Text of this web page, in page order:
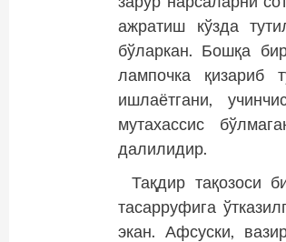
ажратиш кўзда
бўларкан. Бошқа
лампочка қизариб
ишлаётгани,
мутахассис
далилидир.
Тақдир тақозоси
тасарруфига
экан. Афсуски,